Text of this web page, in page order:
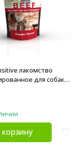
лакомство
для собак
корзину